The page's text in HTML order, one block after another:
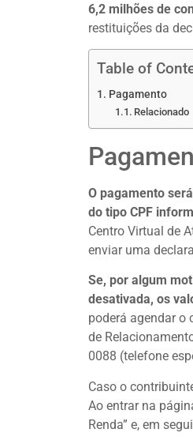
6,2 milhões de
restituições da
Table of
Pagamento
Relacionado
O pagamento
do tipo CPF
Centro Virtual de
enviar uma
Se, por algum
desativada, os
poderá agendar o
de
0088 (telefone
Caso o
Ao entrar na
Renda” e, em